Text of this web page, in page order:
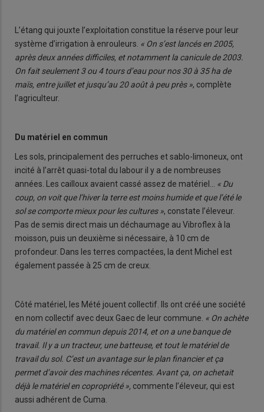
L’étang qui jouxte l’exploitation constitue la réserve pour leur
système d’irrigation à enrouleurs. « On s’est lancés en 2005,
après deux années difficiles, et notamment la canicule de 2003.
On fait seulement 3 ou 4 tours d’eau pour nos 30 à 35 ha de
maïs, entre juillet et jusqu’au 20 août à peu près », complète
l’agriculteur.
Du matériel en commun
Les sols, principalement des perruches et sablo-limoneux, ont
incité à l’arrêt quasi-total du labour il y a de nombreuses
années. Les cailloux avaient cassé assez de matériel… « Du
coup, on voit que l’hiver la terre est moins humide et que l’été le
sol se comporte mieux pour les cultures », constate l’éleveur.
Pas de semis direct mais un déchaumage au Vibroflex à la
moisson, puis un deuxième si nécessaire, à 10 cm de
profondeur. Dans les terres compactées, la dent Michel est
également passée à 25 cm de creux.
Côté matériel, les Mété jouent collectif. Ils ont créé une société
en nom collectif avec deux Gaec de leur commune. « On achète
du matériel en commun depuis 2014, et on a une banque de
travail. Il y a un tracteur, une batteuse, et tout le matériel de
travail du sol. C’est un avantage sur le plan financier et ça
permet d’avoir des machines récentes. Avant ça, on achetait
déjà le matériel en copropriété », commente l’éleveur, qui est
aussi adhérent de Cuma.